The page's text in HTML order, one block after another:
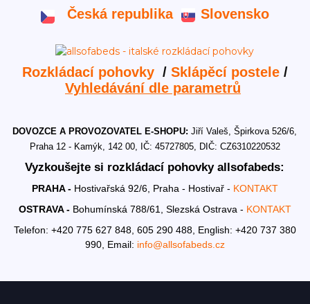
Česká republika Slovensko
Rozkládací pohovky / Sklápěcí postele/
Vyhledávání dle parametrů
DOVOZCE A PROVOZOVATEL E-SHOPU:Jiří Valeš, Špirkova 526/6,
Praha 12 - Kamýk, 142 00, IČ: 45727805, DIČ: CZ6310220532
Vyzkoušejte si rozkládací pohovky allsofabeds:
PRAHA - Hostivařská 92/6, Praha - Hostivař - KONTAKT
OSTRAVA - Bohumínská 788/61, Slezská Ostrava - KONTAKT
Telefon: +420 775 627 848, 605 290 488, English: +420 737 380
990, Email: info@allsofabeds.cz